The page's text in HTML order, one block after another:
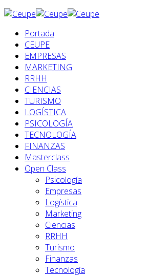
Portada
CEUPE
EMPRESAS
MARKETING
RRHH
CIENCIAS
TURISMO
LOGÍSTICA
PSICOLOGÍA
TECNOLOGÍA
FINANZAS
Masterclass
Open Class
Psicología
Empresas
Logística
Marketing
Ciencias
RRHH
Turismo
Finanzas
Tecnología